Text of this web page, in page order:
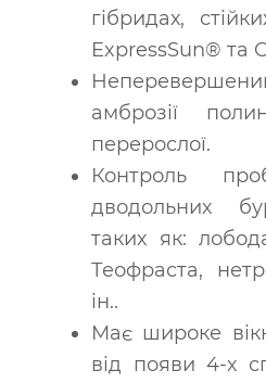
гібридах,
ExpressSun® та
амброзії
перерослої.
Контроль
дводольних
таких як:
Теофраста,
ін..
Має широке
від появи 4-х